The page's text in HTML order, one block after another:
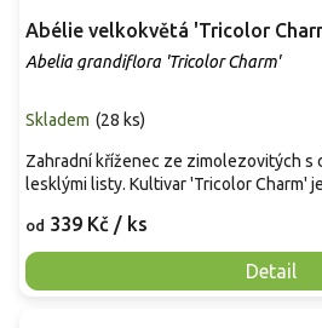
Abélie velkokvětá 'Tricolor
Abelia grandiflora 'Tricolor Charm'
Skladem (28 ks)
od 339 Kč / ks
Detail
Zahradní kříženec ze zimolezovitých s
lesklými listy. Kultivar 'Tricolor Charm'